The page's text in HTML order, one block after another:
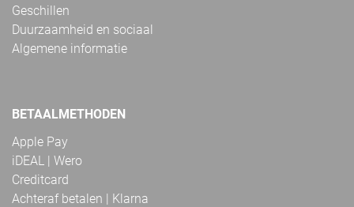
Geschillen
Duurzaamheid en sociaal
Algemene informatie
BETAALMETHODEN
Apple Pay
iDEAL | Wero
Creditcard
Achteraf betalen | Klarna